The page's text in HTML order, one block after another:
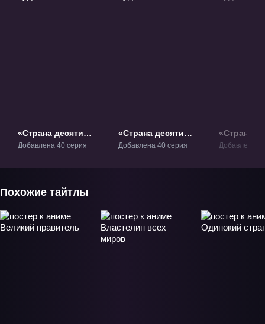
«Страна десяти
тысяч чудес» ТВ-1
Добавлена 40 серия
«Страна десяти
тысяч чудес 2» ТВ-2
Добавлена 40 серия
«Страна
тысяч
Добавлена
Похожие тайтлы